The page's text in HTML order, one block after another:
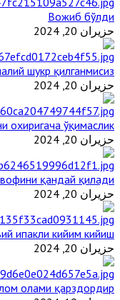
Вожиб бўлди
حزيران 20, 2024
шукр қилганмисиз?
حزيران 20, 2024
охиригача ўқимаслик
حزيران 20, 2024
қандай қилади?
حزيران 20, 2024
ипакли кийим кийиш
حزيران 20, 2024
олами қарздордир